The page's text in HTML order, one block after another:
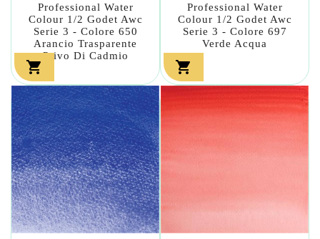
Professional Water
Colour 1/2 Godet Awc
Serie 3 - Colore 650
Arancio Trasparente
Privo Di Cadmio

Professional Water
Colour 1/2 Godet Awc
Serie 3 - Colore 697
Verde Acqua
